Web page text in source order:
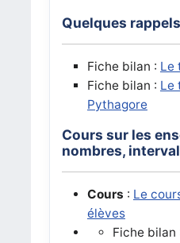
Quelques rappels
Fiche bilan : Le
Fiche bilan : Le
Pythagore
Cours sur les
nombres,
Cours : Le
élèves
Fiche bilan